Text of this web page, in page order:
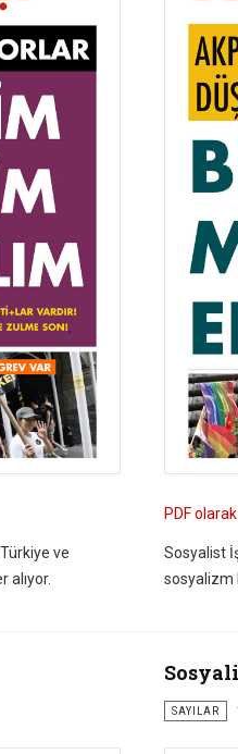
ve
alıyor.
PDF
Sosyalist
sosyalizm
SAYILAR